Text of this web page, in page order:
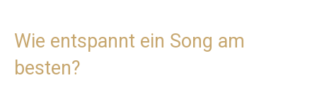
Wie entspannt ein Song am
besten?